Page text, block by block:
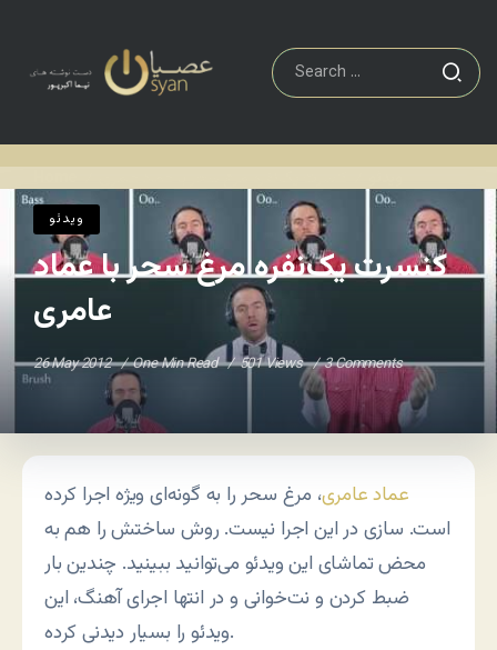
ویدئو
کنسرت یک‌نفره مرغ سحر با عماد
عامری
26 May 2012 One Min Read 501 Views 3 Comments
عماد عامری، مرغ سحر را به گونه‌ای ویژه اجرا کرده
است. سازی در این اجرا نیست. روش ساختش را هم به
محض تماشای این ویدئو می‌توانید ببینید. چندین بار
ضبط کردن و نت‌خوانی و در انتها اجرای آهنگ، این
ویدئو را بسیار دیدنی کرده.